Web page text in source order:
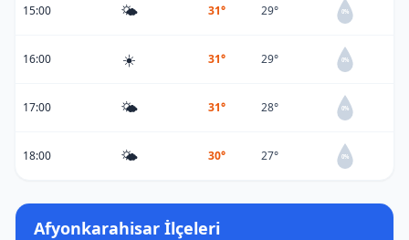
15:00 🌤️ 31° 29° 0%
16:00 ☀️ 31° 29° 0%
17:00 🌤️ 31° 28° 0%
18:00 🌤️ 30° 27° 0%
Afyonkarahisar İlçeleri